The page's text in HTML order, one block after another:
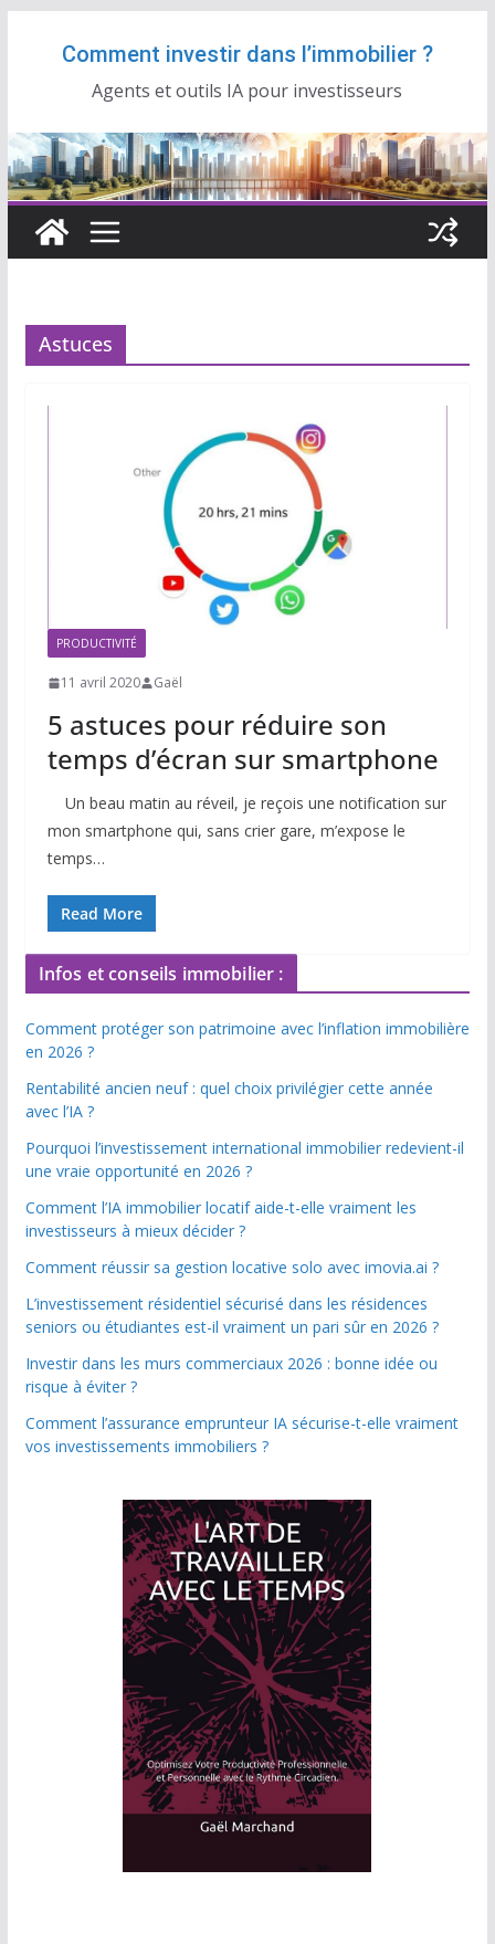
Comment investir dans l’immobilier ?
Agents et outils IA pour investisseurs
Astuces
PRODUCTIVITÉ
11 avril 2020 Gaël
5 astuces pour réduire son
temps d’écran sur smartphone
Un beau matin au réveil, je reçois une notification sur
mon smartphone qui, sans crier gare, m’expose le
temps…
Read More
Infos et conseils immobilier :
Comment protéger son patrimoine avec l’inflation immobilière
en 2026 ?
Rentabilité ancien neuf : quel choix privilégier cette année
avec l’IA ?
Pourquoi l’investissement international immobilier redevient-il
une vraie opportunité en 2026 ?
Comment l’IA immobilier locatif aide-t-elle vraiment les
investisseurs à mieux décider ?
Comment réussir sa gestion locative solo avec imovia.ai ?
L’investissement résidentiel sécurisé dans les résidences
seniors ou étudiantes est-il vraiment un pari sûr en 2026 ?
Investir dans les murs commerciaux 2026 : bonne idée ou
risque à éviter ?
Comment l’assurance emprunteur IA sécurise-t-elle vraiment
vos investissements immobiliers ?